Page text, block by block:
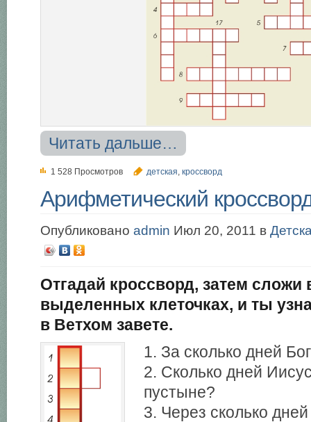
Читать дальше…
1 528 Просмотров детская, кроссворд
Арифметический
Опубликовано admin Июл 20, 2011 в
Отгадай кроссворд, затем
выделенных клеточках, и ты
в Ветхом завете.
1. За сколько дней
2. Сколько дней
пустыне?
3. Через сколько